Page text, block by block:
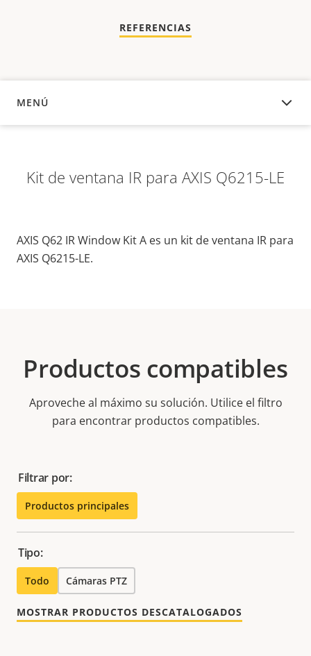
REFERENCIAS
MENÚ
DESCRIPCIÓN
Kit de ventana IR para AXIS Q6215-LE
AXIS Q62 IR Window Kit A es un kit de ventana IR para
AXIS Q6215-LE.
Productos compatibles
Aproveche al máximo su solución. Utilice el filtro
para encontrar productos compatibles.
Filtrar por:
Productos principales
Tipo:
Todo Cámaras PTZ
MOSTRAR PRODUCTOS DESCATALOGADOS